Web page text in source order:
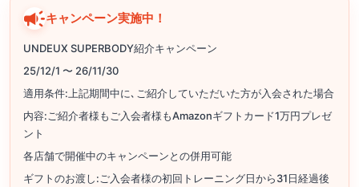
キャンペーン実施中！
UNDEUX SUPERBODY紹介キャンペーン
25/12/1 〜 26/11/30
適用条件:上記期間中に､ご紹介していただいた方が入会された場合
内容:ご紹介者様もご入会者様もAmazonギフトカード1万円プレゼ
ント
各店舗で開催中のキャンペーンとの併用可能
ギフトのお渡し:ご入会者様の初回トレーニング日から31日経過後